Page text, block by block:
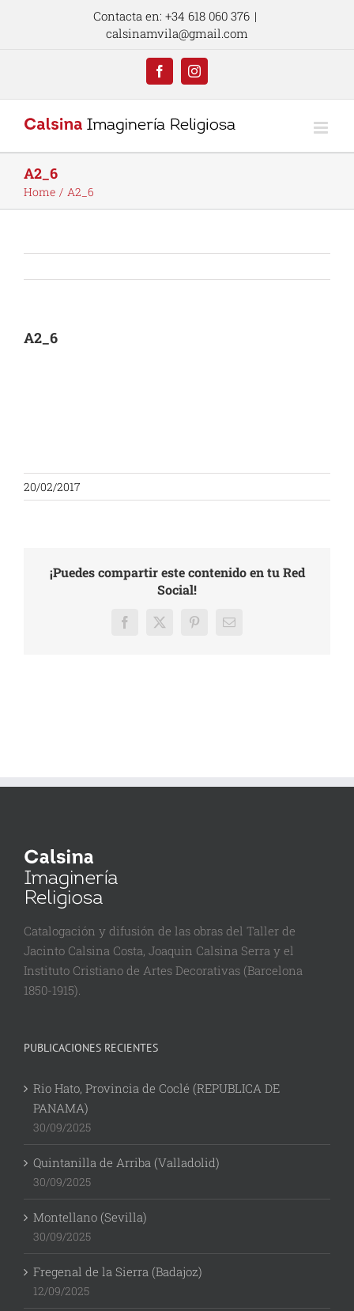
Contacta en: +34 618 060 376 |
calsinamvila@gmail.com
FacebookInstagram
A2_6
Home A2_6
A2_6
20/02/2017
¡Puedes compartir este contenido en tu Red
Social!
Facebook
X PinterestEmail
Catalogación y difusión de las obras del Taller de
Jacinto Calsina Costa, Joaquin Calsina Serra y el
Instituto Cristiano de Artes Decorativas (Barcelona
1850-1915).
PUBLICACIONES RECIENTES
Rio Hato, Provincia de Coclé (REPUBLICA DE
PANAMA)
30/09/2025
Quintanilla de Arriba (Valladolid)
30/09/2025
Montellano (Sevilla)
30/09/2025
Fregenal de la Sierra (Badajoz)
12/09/2025